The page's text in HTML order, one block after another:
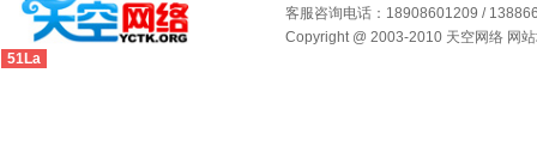
客服咨询电话：18908601209 /
Copyright @ 2003-2010 天空网络 网
51La